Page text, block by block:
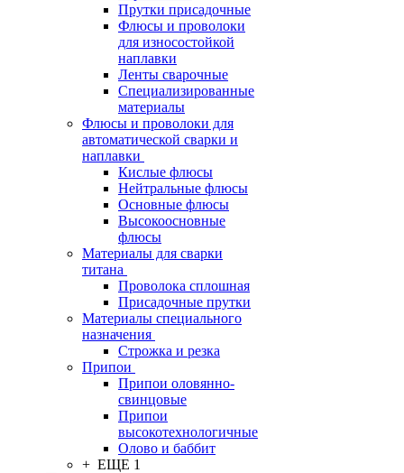
Прутки присадочные
Флюсы и проволоки
для износостойкой
наплавки
Ленты сварочные
Специализированные
материалы
Флюсы и проволоки для
автоматической сварки и
наплавки
Кислые флюсы
Нейтральные флюсы
Основные флюсы
Высокоосновные
флюсы
Материалы для сварки
титана
Проволока сплошная
Присадочные прутки
Материалы специального
назначения
Строжка и резка
Припои
Припои оловянно-
свинцовые
Припои
высокотехнологичные
Олово и баббит
+ ЕЩЕ 1